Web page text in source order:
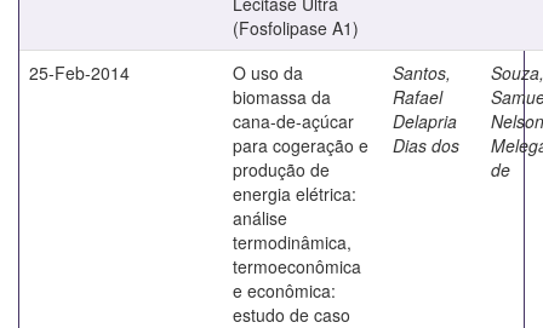
(Fosfolipase A1)
25-Feb-2014
O uso da
biomassa da
cana-de-açúcar
para cogeração e
produção de
energia elétrica:
análise
termodinâmica,
termoeconômica
e econômica:
estudo de caso
Santos,
Rafael
Delapria
Dias dos
Souza,
Nelson
de